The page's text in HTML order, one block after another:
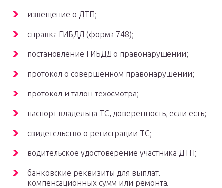
извещение о ДТП;
справка ГИБДД (форма 748);
постановление ГИБДД о правонарушении;
протокол о совершенном правонарушении;
протокол и талон техосмотра;
паспорт владельца ТС, доверенность, если есть;
свидетельство о регистрации ТС;
водительское удостоверение участника ДТП;
банковские реквизиты для выплат.
компенсационных сумм или ремонта.